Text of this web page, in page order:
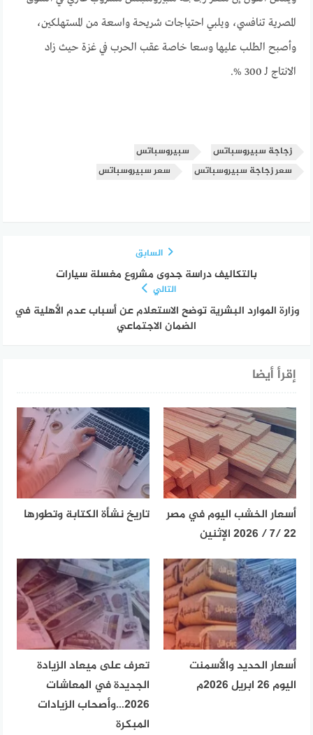
المصرية تنافسي، ويلبي احتياجات شريحة واسعة من المستهلكين،
وأصبح الطلب عليها وسعا خاصة عقب الحرب في غزة حيث زاد
الانتاج لـ 300 %.
زجاجة سبيروسباتس
سبيروسباتس
سعر زجاجة سبيروسباتس
سعر سبيروسباتس
السابق
بالتكاليف دراسة جدوى مشروع مغسلة سيارات
التالي
وزارة الموارد البشرية توضح الاستعلام عن أسباب عدم الأهلية في
الضمان الاجتماعي
إقرأ أيضا
أسعار الخشب اليوم في مصر
22 /7 / 2026 الإثنين
تاريخ نشأة الكتابة وتطورها
أسعار الحديد والأسمنت
اليوم 26 ابريل 2026م
تعرف على ميعاد الزيادة
الجديدة في المعاشات
2026…وأصحاب الزيادات
المبكرة